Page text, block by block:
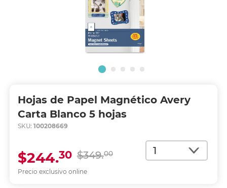
Hojas de Papel Magnético Avery
Carta Blanco 5 hojas
SKU: 100208669
Cantidad
Precio exclusivo online
$349.00
$244.30